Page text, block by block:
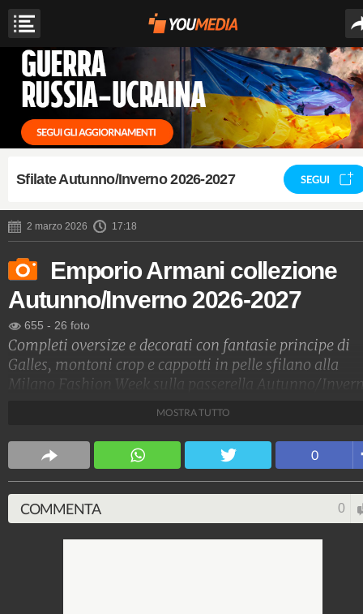
Sfilate Autunno/Inverno 2026-2027 SEGUI
2 marzo 2026 17:18
Emporio Armani collezione
Autunno/Inverno 2026-2027
655 - 26 foto
Completi oversize e decorati con fantasie principe di
Galles, montoni crop e cappotti in pelle sfilano alla
Milano Fashion Week sulla passerella Autunno/
Stile e trend
1.515.037.900 1.957 video 138.069 foto
MOSTRA TUTTO
0
COMMENTA 0